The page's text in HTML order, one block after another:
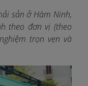
sản ở Hàm Ninh,
theo đơn vị (theo
trọn vẹn và